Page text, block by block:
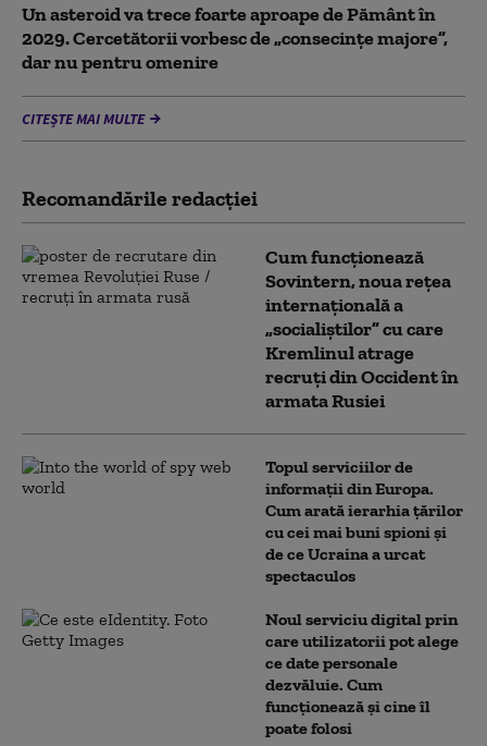
Un asteroid va trece foarte aproape de Pământ în
2029. Cercetătorii vorbesc de „consecințe majore”,
dar nu pentru omenire
CITEȘTE MAI MULTE
Recomandările redacţiei
Cum funcționează
Sovintern, noua rețea
internațională a
„socialiștilor” cu care
Kremlinul atrage
recruți din Occident în
armata Rusiei
Topul serviciilor de
informații din Europa.
Cum arată ierarhia țărilor
cu cei mai buni spioni și
de ce Ucraina a urcat
spectaculos
Noul serviciu digital prin
care utilizatorii pot alege
ce date personale
dezvăluie. Cum
funcționează și cine îl
poate folosi